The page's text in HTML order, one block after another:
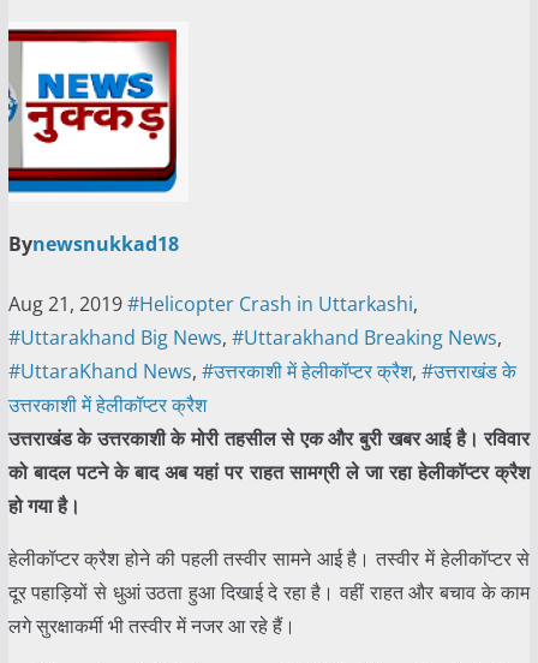
Bynewsnukkad18
Aug 21, 2019#Helicopter Crash in Uttarkashi,
#Uttarakhand Big News, #Uttarakhand Breaking News,
#UttaraKhand News, #उत्तरकाशी में हेलीकॉप्टर क्रैश, #उत्तराखंड के
उत्तरकाशी में हेलीकॉप्टर क्रैश
उत्तराखंड के उत्तरकाशी के मोरी तहसील से एक और बुरी खबर आई है। रविवार
को बादल पटने के बाद अब यहां पर राहत सामग्री ले जा रहा हेलीकॉप्टर क्रैश
हो गया है।
हेलीकॉप्टर क्रैश होने की पहली तस्वीर सामने आई है। तस्वीर में हेलीकॉप्टर से
दूर पहाड़ियों से धुआं उठता हुआ दिखाई दे रहा है। वहीं राहत और बचाव के काम
लगे सुरक्षाकर्मी भी तस्वीर में नजर आ रहे हैं।